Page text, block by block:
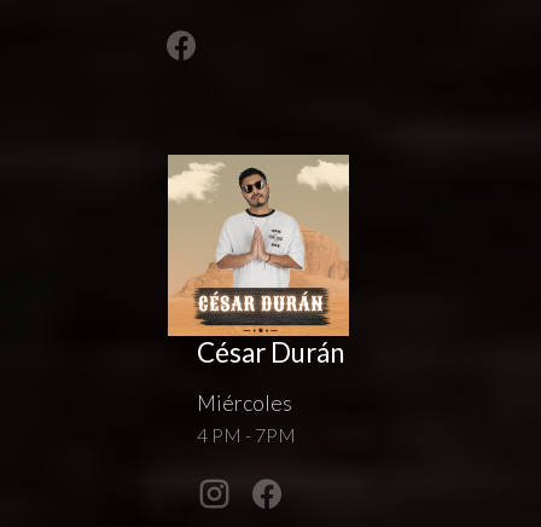
César Durán
Miércoles
4 PM - 7PM